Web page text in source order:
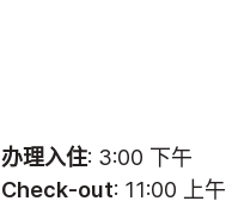
办理入住: 3:00 下午
Check-out: 11:00 上午